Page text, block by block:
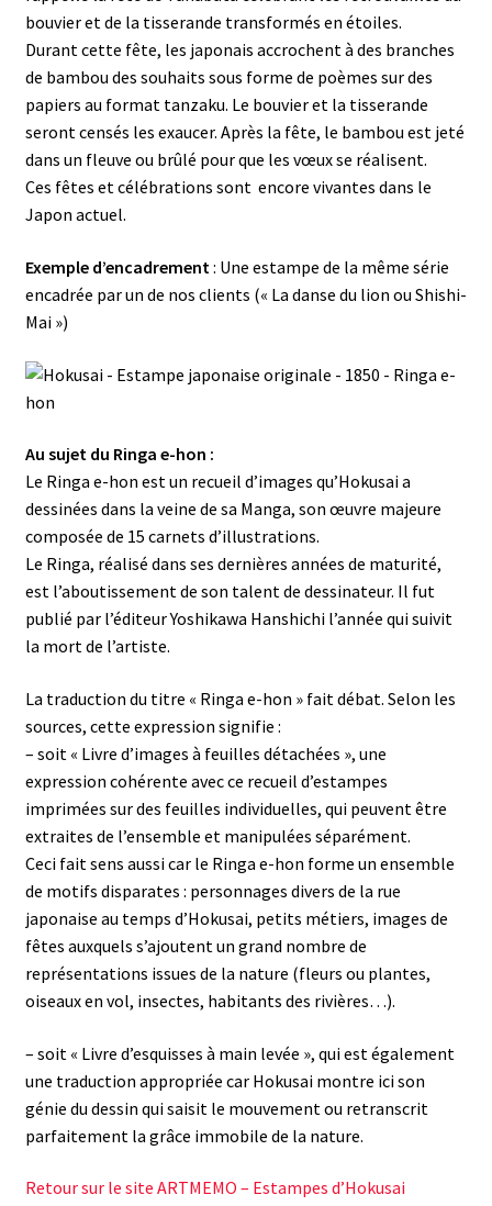
bouvier et de la tisserande transformés en étoiles.
Durant cette fête, les japonais accrochent à des branches
de bambou des souhaits sous forme de poèmes sur des
papiers au format tanzaku. Le bouvier et la tisserande
seront censés les exaucer. Après la fête, le bambou est jeté
dans un fleuve ou brûlé pour que les vœux se réalisent.
Ces fêtes et célébrations sont encore vivantes dans le
Japon actuel.
Exemple d’encadrement: Une estampe de la même série
encadrée par un de nos clients (« La danse du lion ou Shishi-
Mai »)
Au sujet du Ringa e-hon :
Le Ringa e-hon est un recueil d’images qu’Hokusai a
dessinées dans la veine de sa Manga, son œuvre majeure
composée de 15 carnets d’illustrations.
Le Ringa, réalisé dans ses dernières années de maturité,
est l’aboutissement de son talent de dessinateur. Il fut
publié par l’éditeur Yoshikawa Hanshichi l’année qui suivit
la mort de l’artiste.
La traduction du titre « Ringa e-hon » fait débat. Selon les
sources, cette expression signifie :
– soit « Livre d’images à feuilles détachées », une
expression cohérente avec ce recueil d’estampes
imprimées sur des feuilles individuelles, qui peuvent être
extraites de l’ensemble et manipulées séparément.
Ceci fait sens aussi car le Ringa e-hon forme un ensemble
de motifs disparates : personnages divers de la rue
japonaise au temps d’Hokusai, petits métiers, images de
fêtes auxquels s’ajoutent un grand nombre de
représentations issues de la nature (fleurs ou plantes,
oiseaux en vol, insectes, habitants des rivières…).
– soit « Livre d’esquisses à main levée », qui est également
une traduction appropriée car Hokusai montre ici son
génie du dessin qui saisit le mouvement ou retranscrit
parfaitement la grâce immobile de la nature.
Retour sur le site ARTMEMO – Estampes d’Hokusai